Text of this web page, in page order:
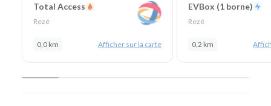
Total Access
Rezé
0,0 km Afficher sur la carte
EVBox (1 borne)
Rezé
0,2 km